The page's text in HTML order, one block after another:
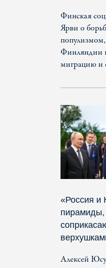
Финская
Ярви о
популизмом,
Финляндии
миграцию и
«Россия и
пирамиды,
Алексей